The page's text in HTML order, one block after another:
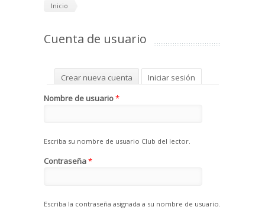
Inicio
Cuenta de usuario
Solapas principales
Crear nueva cuenta Iniciar sesión
Solicitar una nueva contraseña
Nombre de usuario*
Escriba su nombre de usuario Club del lector.
Contraseña*
Escriba la contraseña asignada a su nombre de usuario.